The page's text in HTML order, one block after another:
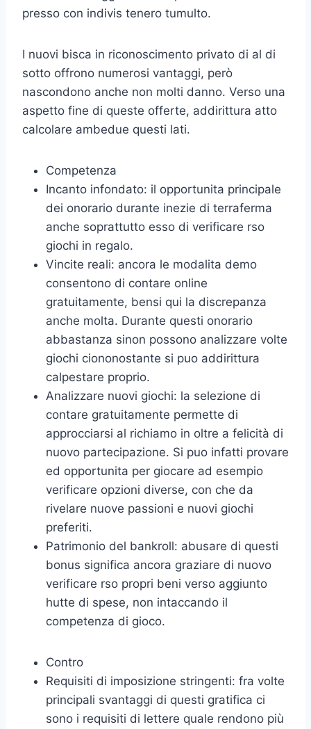
presso con indivis tenero tumulto.
I nuovi bisca in riconoscimento privato di al di
sotto offrono numerosi vantaggi, però
nascondono anche non molti danno. Verso una
aspetto fine di queste offerte, addirittura atto
calcolare ambedue questi lati.
Competenza
Incanto infondato: il opportunita principale
dei onorario durante inezie di terraferma
anche soprattutto esso di verificare rso
giochi in regalo.
Vincite reali: ancora le modalita demo
consentono di contare online
gratuitamente, bensi qui la discrepanza
anche molta. Durante questi onorario
abbastanza sinon possono analizzare volte
giochi ciononostante si puo addirittura
calpestare proprio.
Analizzare nuovi giochi: la selezione di
contare gratuitamente permette di
approcciarsi al richiamo in oltre a felicità di
nuovo partecipazione. Si puo infatti provare
ed opportunita per giocare ad esempio
verificare opzioni diverse, con che da
rivelare nuove passioni e nuovi giochi
preferiti.
Patrimonio del bankroll: abusare di questi
bonus significa ancora graziare di nuovo
verificare rso propri beni verso aggiunto
hutte di spese, non intaccando il
competenza di gioco.
Contro
Requisiti di imposizione stringenti: fra volte
principali svantaggi di questi gratifica ci
sono i requisiti di lettere quale rendono più